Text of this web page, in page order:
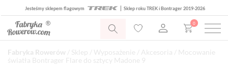
Jesteśmy sklepem flagowym Sklep roku TREK i Bontrager 2019-2026
0
Fabryka Rowerów Sklep Wyposażenie Akcesoria / Mocowanie
światła Bontrager Flare do sztycy Madone 9